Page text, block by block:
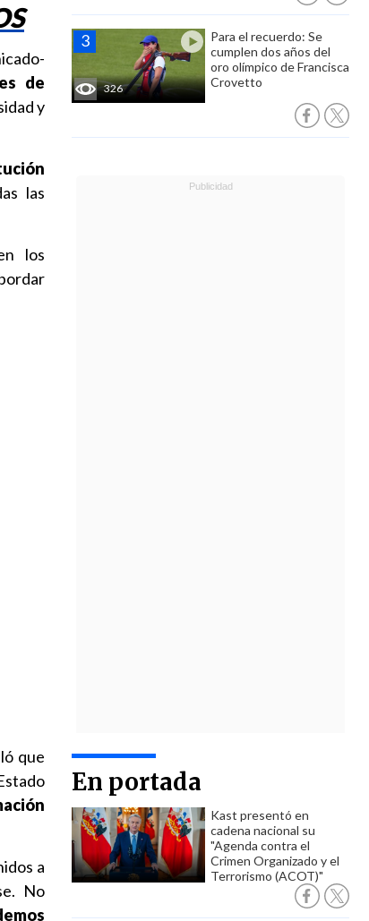
326
Para el recuerdo: Se
cumplen dos años del
oro olímpico de Francisca
Crovetto
En portada
Kast presentó en
cadena nacional su
"Agenda contra el
Crimen Organizado y el
Terrorismo (ACOT)"
de
y
las
los
que
a
No